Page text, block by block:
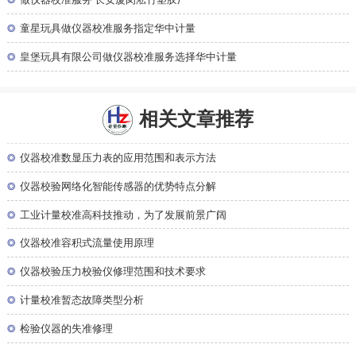
◎ 童星玩具做仪器校准服务指定华中计量
◎ 皇堡玩具有限公司做仪器校准服务选择华中计量
相关文章推荐
◎ 仪器校准数显压力表的应用范围和表示方法
◎ 仪器校验网络化智能传感器的优势特点分解
◎ 工业计量校准高科技推动，为了发展前景广阔
◎ 仪器校准容积式流量使用原理
◎ 仪器校验压力校验仪修理范围和技术要求
◎ 计量校准暂态故障类型分析
◎ 检验仪器的失准修理